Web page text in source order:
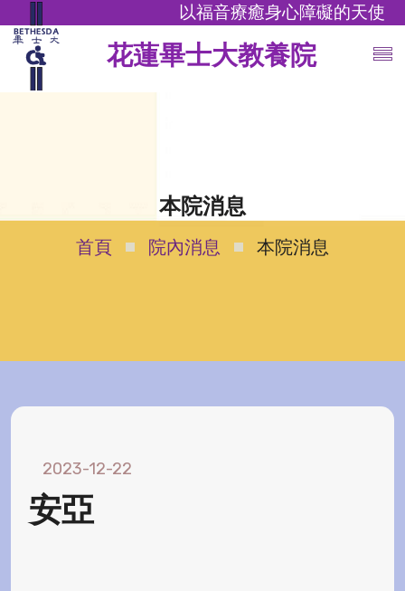
以福音療癒身心障礙的天使
花蓮畢士大教養院
本院消息
首頁 院內消息 本院消息
2023-12-22
安亞